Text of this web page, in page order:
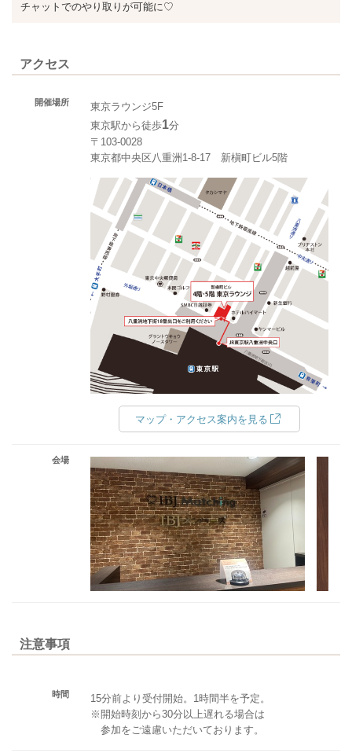
チャットでのやり取りが可能に♡
アクセス
開催場所
東京ラウンジ5F
東京駅から徒歩1分
〒103-0028
東京都中央区八重洲1-8-17 新槇町ビル5階
マップ・アクセス案内を見る
会場
注意事項
時間
15分前より受付開始。1時間半を予定。
※開始時刻から30分以上遅れる場合は
参加をご遠慮いただいております。